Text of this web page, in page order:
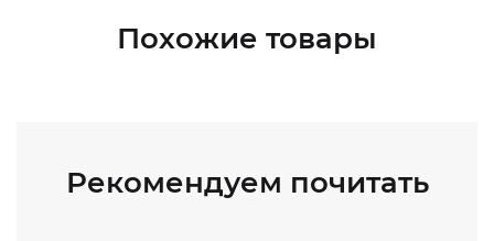
Похожие товары
Рекомендуем почитать